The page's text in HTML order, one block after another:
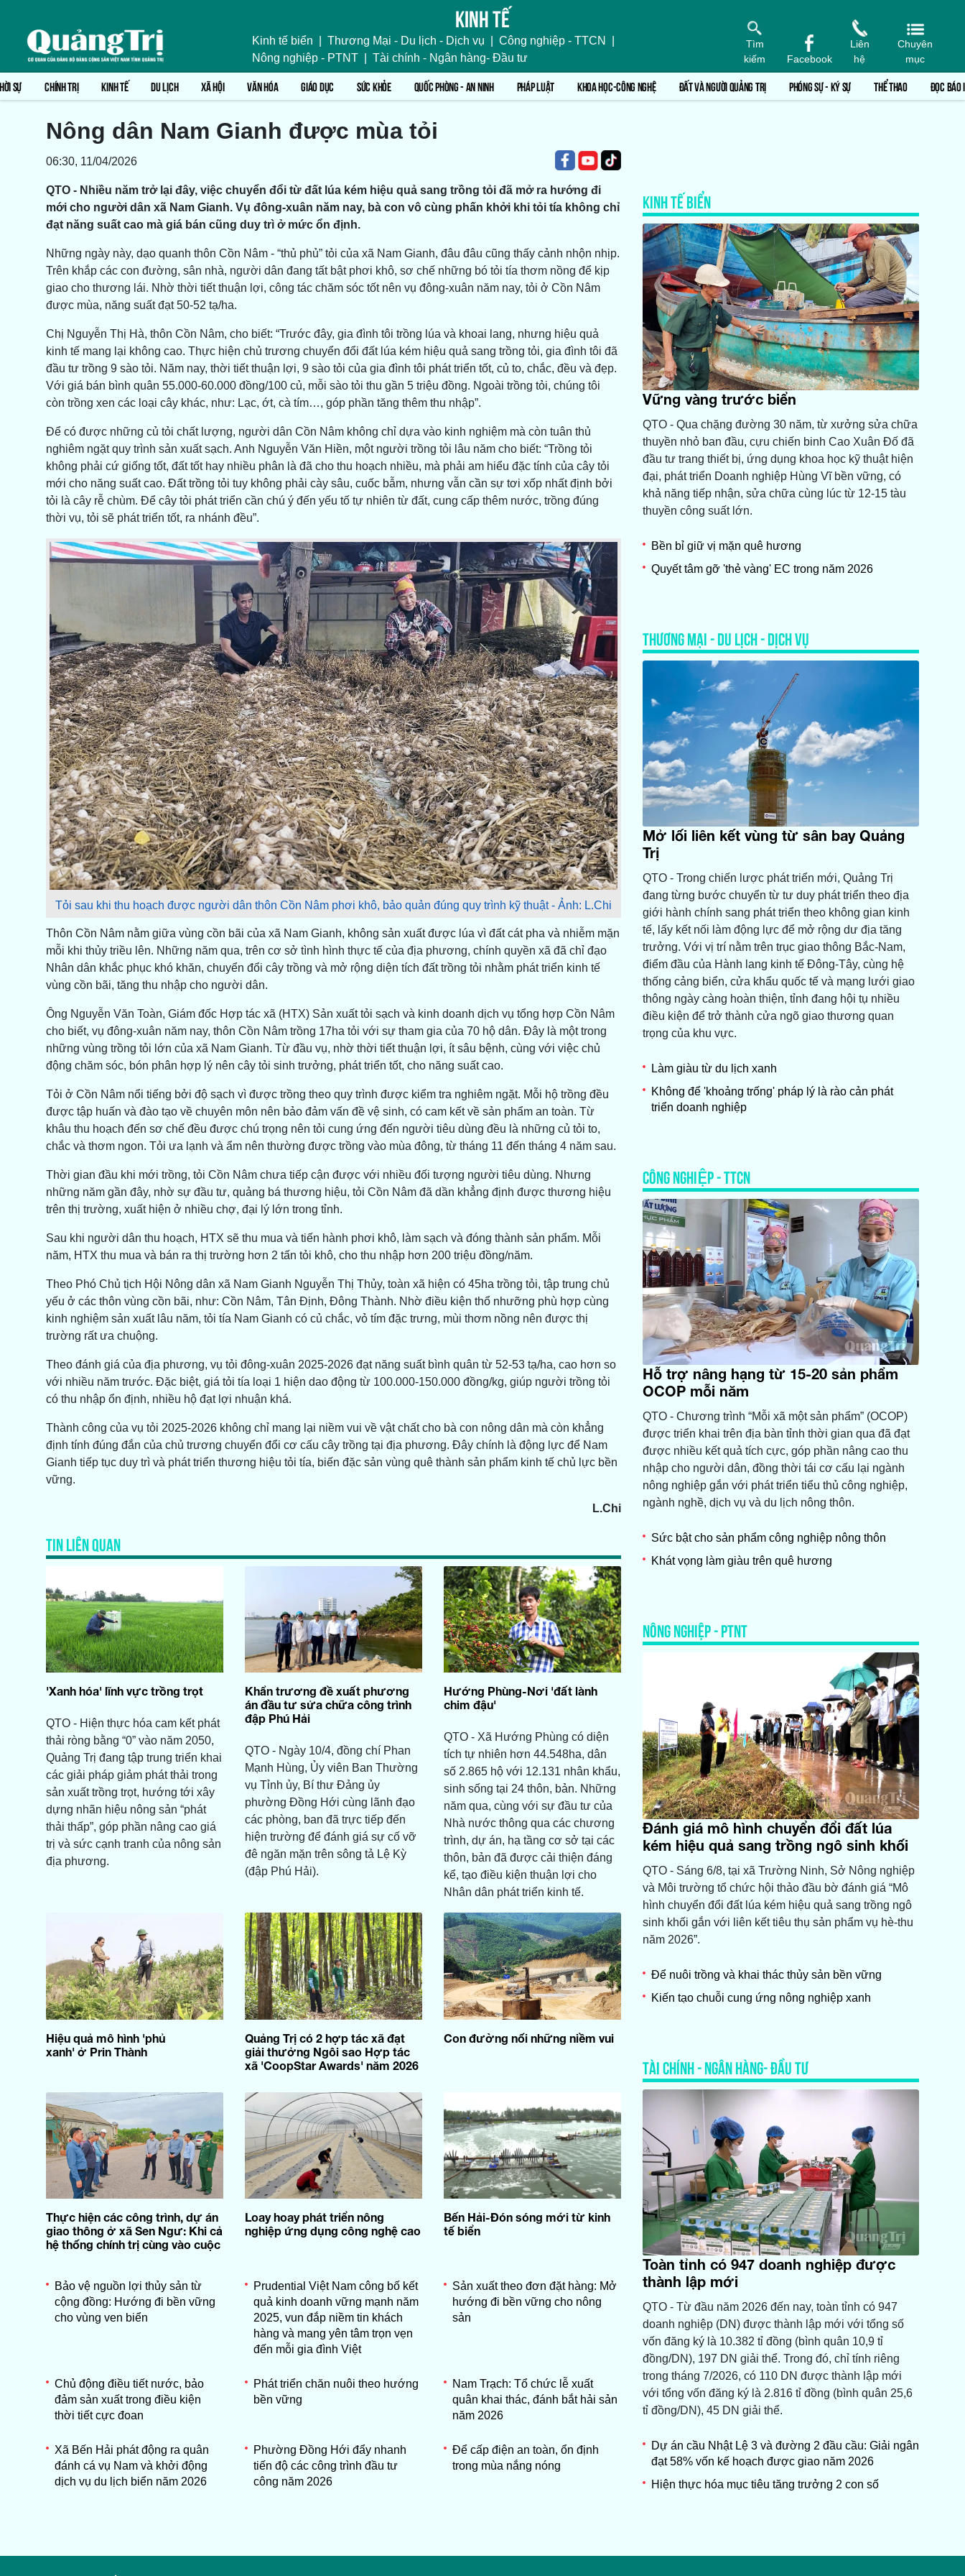
Kinh tế
Kinh tế biển Thương Mại - Du lịch - Dịch vụ Công nghiệp - TTCN
Nông nghiệp - PTNT
Tài chính - Ngân hàng- Đầu tư
Tìm
kiếm
Facebook
Liên
hệ
Chuyên
mục
SỰ CHÍNH TRỊ KINH TẾ DU LỊCH XÃ HỘI VĂN HÓA GIÁO DỤC SỨC KHỎE QUỐC PHÒNG - AN NINH PHÁP LUẬT KHOA HỌC-CÔNG NGHỆ ĐẤT VÀ NGƯỜI QUẢNG TRỊ PHÓNG SỰ - KÝ SỰ THỂ THAO ĐỌC BÁO
Nông dân Nam Gianh được mùa tỏi
06:30, 11/04/2026
QTO - Nhiều năm trở lại đây, việc chuyển đổi từ đất lúa kém hiệu quả sang trồng tỏi đã mở ra hướng đi
mới cho người dân xã Nam Gianh. Vụ đông-xuân năm nay, bà con vô cùng phấn khởi khi tỏi tía không chỉ
đạt năng suất cao mà giá bán cũng duy trì ở mức ổn định.
Những ngày này, dạo quanh thôn Cồn Nâm - “thủ phủ” tỏi của xã Nam Gianh, đâu đâu cũng thấy cảnh nhộn nhịp.
Trên khắp các con đường, sân nhà, người dân đang tất bật phơi khô, sơ chế những bó tỏi tía thơm nồng để kịp
giao cho thương lái. Nhờ thời tiết thuận lợi, công tác chăm sóc tốt nên vụ đông-xuân năm nay, tỏi ở Cồn Nâm
được mùa, năng suất đạt 50-52 tạ/ha.
Chị Nguyễn Thị Hà, thôn Cồn Nâm, cho biết: “Trước đây, gia đình tôi trồng lúa và khoai lang, nhưng hiệu quả
kinh tế mang lại không cao. Thực hiện chủ trương chuyển đổi đất lúa kém hiệu quả sang trồng tỏi, gia đình tôi đã
đầu tư trồng 9 sào tỏi. Năm nay, thời tiết thuận lợi, 9 sào tỏi của gia đình tôi phát triển tốt, củ to, chắc, đều và đẹp.
Với giá bán bình quân 55.000-60.000 đồng/100 củ, mỗi sào tỏi thu gần 5 triệu đồng. Ngoài trồng tỏi, chúng tôi
còn trồng xen các loại cây khác, như: Lạc, ớt, cà tím…, góp phần tăng thêm thu nhập”.
Để có được những củ tỏi chất lượng, người dân Cồn Nâm không chỉ dựa vào kinh nghiệm mà còn tuân thủ
nghiêm ngặt quy trình sản xuất sạch. Anh Nguyễn Văn Hiền, một người trồng tỏi lâu năm cho biết: “Trồng tỏi
không phải cứ giống tốt, đất tốt hay nhiều phân là đã cho thu hoạch nhiều, mà phải am hiểu đặc tính của cây tỏi
mới cho năng suất cao. Đất trồng tỏi tuy không phải cày sâu, cuốc bẫm, nhưng vẫn cần sự tơi xốp nhất định bởi
tỏi là cây rễ chùm. Để cây tỏi phát triển cần chú ý đến yếu tố tự nhiên từ đất, cung cấp thêm nước, trồng đúng
thời vụ, tỏi sẽ phát triển tốt, ra nhánh đều”.
Tỏi sau khi thu hoạch được người dân thôn Cồn Nâm phơi khô, bảo quản đúng quy trình kỹ thuật - Ảnh: L.Chi
Thôn Cồn Nâm nằm giữa vùng cồn bãi của xã Nam Gianh, không sản xuất được lúa vì đất cát pha và nhiễm mặn
mỗi khi thủy triều lên. Những năm qua, trên cơ sở tình hình thực tế của địa phương, chính quyền xã đã chỉ đạo
Nhân dân khắc phục khó khăn, chuyển đổi cây trồng và mở rộng diện tích đất trồng tỏi nhằm phát triển kinh tế
vùng cồn bãi, tăng thu nhập cho người dân.
Ông Nguyễn Văn Toàn, Giám đốc Hợp tác xã (HTX) Sản xuất tỏi sạch và kinh doanh dịch vụ tổng hợp Cồn Nâm
cho biết, vụ đông-xuân năm nay, thôn Cồn Nâm trồng 17ha tỏi với sự tham gia của 70 hộ dân. Đây là một trong
những vùng trồng tỏi lớn của xã Nam Gianh. Từ đầu vụ, nhờ thời tiết thuận lợi, ít sâu bệnh, cùng với việc chủ
động chăm sóc, bón phân hợp lý nên cây tỏi sinh trưởng, phát triển tốt, cho năng suất cao.
Tỏi ở Cồn Nâm nổi tiếng bởi độ sạch vì được trồng theo quy trình được kiểm tra nghiêm ngặt. Mỗi hộ trồng đều
được tập huấn và đào tạo về chuyên môn nên bảo đảm vấn đề vệ sinh, có cam kết về sản phẩm an toàn. Từ
khâu thu hoạch đến sơ chế đều được chú trọng nên tỏi cung ứng đến người tiêu dùng đều là những củ tỏi to,
chắc và thơm ngon. Tỏi ưa lạnh và ẩm nên thường được trồng vào mùa đông, từ tháng 11 đến tháng 4 năm sau.
Thời gian đầu khi mới trồng, tỏi Cồn Nâm chưa tiếp cận được với nhiều đối tượng người tiêu dùng. Nhưng
những năm gần đây, nhờ sự đầu tư, quảng bá thương hiệu, tỏi Cồn Nâm đã dần khẳng định được thương hiệu
trên thị trường, xuất hiện ở nhiều chợ, đại lý lớn trong tỉnh.
Sau khi người dân thu hoạch, HTX sẽ thu mua và tiến hành phơi khô, làm sạch và đóng thành sản phẩm. Mỗi
năm, HTX thu mua và bán ra thị trường hơn 2 tấn tỏi khô, cho thu nhập hơn 200 triệu đồng/năm.
Theo Phó Chủ tịch Hội Nông dân xã Nam Gianh Nguyễn Thị Thủy, toàn xã hiện có 45ha trồng tỏi, tập trung chủ
yếu ở các thôn vùng cồn bãi, như: Cồn Nâm, Tân Định, Đông Thành. Nhờ điều kiện thổ nhưỡng phù hợp cùng
kinh nghiệm sản xuất lâu năm, tỏi tía Nam Gianh có củ chắc, vỏ tím đặc trưng, mùi thơm nồng nên được thị
trường rất ưa chuộng.
Theo đánh giá của địa phương, vụ tỏi đông-xuân 2025-2026 đạt năng suất bình quân từ 52-53 tạ/ha, cao hơn so
với nhiều năm trước. Đặc biệt, giá tỏi tía loại 1 hiện dao động từ 100.000-150.000 đồng/kg, giúp người trồng tỏi
có thu nhập ổn định, nhiều hộ đạt lợi nhuận khá.
Thành công của vụ tỏi 2025-2026 không chỉ mang lại niềm vui về vật chất cho bà con nông dân mà còn khẳng
định tính đúng đắn của chủ trương chuyển đổi cơ cấu cây trồng tại địa phương. Đây chính là động lực để Nam
Gianh tiếp tục duy trì và phát triển thương hiệu tỏi tía, biến đặc sản vùng quê thành sản phẩm kinh tế chủ lực bền
vững.
L.Chi
TIN LIÊN QUAN
'Xanh hóa' lĩnh vực trồng trọt
QTO - Hiện thực hóa cam kết phát
thải ròng bằng “0” vào năm 2050,
Quảng Trị đang tập trung triển khai
các giải pháp giảm phát thải trong
sản xuất trồng trọt, hướng tới xây
dựng nhãn hiệu nông sản “phát
thải thấp”, góp phần nâng cao giá
trị và sức cạnh tranh của nông sản
địa phương.
Khẩn trương đề xuất phương
án đầu tư sửa chữa công trình
đập Phú Hải
QTO - Ngày 10/4, đồng chí Phan
Mạnh Hùng, Ủy viên Ban Thường
vụ Tỉnh ủy, Bí thư Đảng ủy
phường Đồng Hới cùng lãnh đạo
các phòng, ban đã trực tiếp đến
hiện trường để đánh giá sự cố vỡ
đê ngăn mặn trên sông tả Lệ Kỳ
(đập Phú Hải).
Hướng Phùng-Nơi 'đất lành
chim đậu'
QTO - Xã Hướng Phùng có diện
tích tự nhiên hơn 44.548ha, dân
số 2.865 hộ với 12.131 nhân khẩu,
sinh sống tại 24 thôn, bản. Những
năm qua, cùng với sự đầu tư của
Nhà nước thông qua các chương
trình, dự án, hạ tầng cơ sở tại các
thôn, bản đã được cải thiện đáng
kể, tạo điều kiện thuận lợi cho
Nhân dân phát triển kinh tế.
Hiệu quả mô hình 'phủ
xanh' ở Prin Thành
Quảng Trị có 2 hợp tác xã đạt
giải thưởng Ngôi sao Hợp tác
xã 'CoopStar Awards' năm 2026
Con đường nối những niềm vui
Thực hiện các công trình, dự án
giao thông ở xã Sen Ngư: Khi cả
hệ thống chính trị cùng vào cuộc
Loay hoay phát triển nông
nghiệp ứng dụng công nghệ cao
Bến Hải-Đón sóng mới từ kinh
tế biển
Bảo vệ nguồn lợi thủy sản từ
cộng đồng: Hướng đi bền vững
cho vùng ven biển
Prudential Việt Nam công bố kết
quả kinh doanh vững mạnh năm
2025, vun đắp niềm tin khách
hàng và mang yên tâm trọn vẹn
đến mỗi gia đình Việt
Sản xuất theo đơn đặt hàng: Mở
hướng đi bền vững cho nông
sản
Chủ động điều tiết nước, bảo
đảm sản xuất trong điều kiện
thời tiết cực đoan
Phát triển chăn nuôi theo hướng
bền vững
Nam Trạch: Tổ chức lễ xuất
quân khai thác, đánh bắt hải sản
năm 2026
Xã Bến Hải phát động ra quân
đánh cá vụ Nam và khởi động
dịch vụ du lịch biển năm 2026
Phường Đồng Hới đẩy nhanh
tiến độ các công trình đầu tư
công năm 2026
Để cấp điện an toàn, ổn định
trong mùa nắng nóng
KINH TẾ BIỂN
Vững vàng trước biển
QTO - Qua chặng đường 30 năm, từ xưởng sửa chữa
thuyền nhỏ ban đầu, cựu chiến binh Cao Xuân Đố đã
đầu tư trang thiết bị, ứng dụng khoa học kỹ thuật hiện
đại, phát triển Doanh nghiệp Hùng Vĩ bền vững, có
khả năng tiếp nhận, sửa chữa cùng lúc từ 12-15 tàu
thuyền công suất lớn.
Bền bỉ giữ vị mặn quê hương
Quyết tâm gỡ 'thẻ vàng' EC trong năm 2026
THƯƠNG MẠI - DU LỊCH - DỊCH VỤ
Mở lối liên kết vùng từ sân bay Quảng
Trị
QTO - Trong chiến lược phát triển mới, Quảng Trị
đang từng bước chuyển từ tư duy phát triển theo địa
giới hành chính sang phát triển theo không gian kinh
tế, lấy kết nối làm động lực để mở rộng dư địa tăng
trưởng. Với vị trí nằm trên trục giao thông Bắc-Nam,
điểm đầu của Hành lang kinh tế Đông-Tây, cùng hệ
thống cảng biển, cửa khẩu quốc tế và mạng lưới giao
thông ngày càng hoàn thiện, tỉnh đang hội tụ nhiều
điều kiện để trở thành cửa ngõ giao thương quan
trọng của khu vực.
Làm giàu từ du lịch xanh
Không để 'khoảng trống' pháp lý là rào cản phát
triển doanh nghiệp
CÔNG NGHIỆP - TTCN
Hỗ trợ nâng hạng từ 15-20 sản phẩm
OCOP mỗi năm
QTO - Chương trình “Mỗi xã một sản phẩm” (OCOP)
được triển khai trên địa bàn tỉnh thời gian qua đã đạt
được nhiều kết quả tích cực, góp phần nâng cao thu
nhập cho người dân, đồng thời tái cơ cấu lại ngành
nông nghiệp gắn với phát triển tiểu thủ công nghiệp,
ngành nghề, dịch vụ và du lịch nông thôn.
Sức bật cho sản phẩm công nghiệp nông thôn
Khát vọng làm giàu trên quê hương
NÔNG NGHIỆP - PTNT
Đánh giá mô hình chuyển đổi đất lúa
kém hiệu quả sang trồng ngô sinh khối
QTO - Sáng 6/8, tại xã Trường Ninh, Sở Nông nghiệp
và Môi trường tổ chức hội thảo đầu bờ đánh giá “Mô
hình chuyển đổi đất lúa kém hiệu quả sang trồng ngô
sinh khối gắn với liên kết tiêu thụ sản phẩm vụ hè-thu
năm 2026”.
Để nuôi trồng và khai thác thủy sản bền vững
Kiến tạo chuỗi cung ứng nông nghiệp xanh
TÀI CHÍNH - NGÂN HÀNG- ĐẦU TƯ
Toàn tỉnh có 947 doanh nghiệp được
thành lập mới
QTO - Từ đầu năm 2026 đến nay, toàn tỉnh có 947
doanh nghiệp (DN) được thành lập mới với tổng số
vốn đăng ký là 10.382 tỉ đồng (bình quân 10,9 tỉ
đồng/DN), 197 DN giải thể. Trong đó, chỉ tính riêng
trong tháng 7/2026, có 110 DN được thành lập mới
với tổng vốn đăng ký là 2.816 tỉ đồng (bình quân 25,6
tỉ đồng/DN), 45 DN giải thể.
Dự án cầu Nhật Lệ 3 và đường 2 đầu cầu: Giải ngân
đạt 58% vốn kế hoạch được giao năm 2026
Hiện thực hóa mục tiêu tăng trưởng 2 con số